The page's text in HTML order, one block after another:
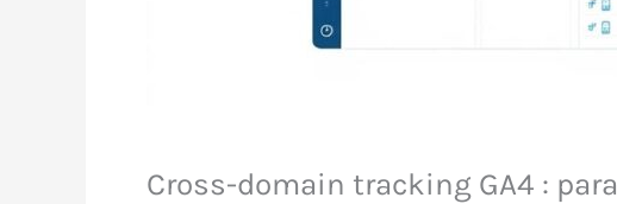
Cross-domain tracking GA4 :